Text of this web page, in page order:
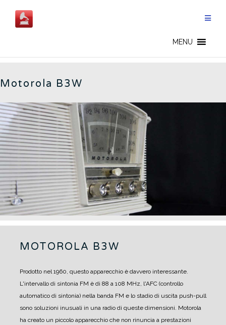
contenuto
MENU
Motorola B3W
MOTOROLA B3W
Prodotto nel 1960, questo apparecchio è davvero interessante.
L'intervallo di sintonia FM è di 88 a 108 MHz, l'AFC (controllo
automatico di sintonia) nella banda FM e lo stadio di uscita push-pull
sono soluzioni inusuali in una radio di queste dimensioni. Motorola
ha creato un piccolo apparecchio che non rinuncia a prestazioni